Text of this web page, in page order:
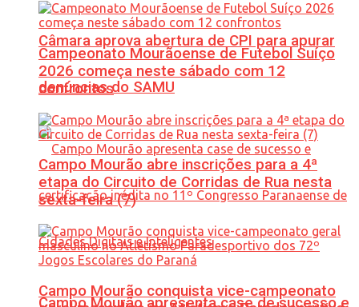
Câmara aprova abertura de CPI para apurar
denúncias do SAMU
Campo Mourão apresenta case de sucesso e
Campeonato Mourãoense de Futebol Suíço
2026 começa neste sábado com 12
confrontos
Campo Mourão abre inscrições para a 4ª
etapa do Circuito de Corridas de Rua nesta
sexta-feira (7)
Campo Mourão conquista vice-campeonato